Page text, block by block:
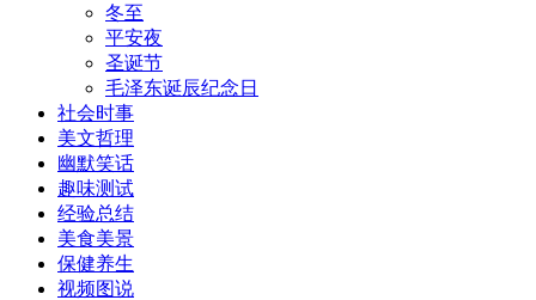
冬至
平安夜
圣诞节
毛泽东诞辰纪念日
社会时事
美文哲理
幽默笑话
趣味测试
经验总结
美食美景
保健养生
视频图说